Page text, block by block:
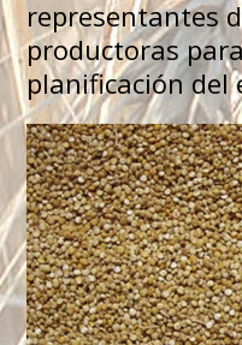
representantes
productoras
planificación del